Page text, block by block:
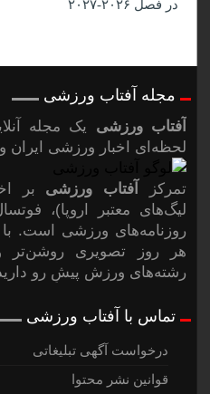
در فصل ۲۰۲۶-۲۰۲۷
مجله آفتاب ورزشی
آفتاب ورزشییک مجله
لحظه‌ای اخبار ورزشی ایران
تمرکز آفتاب ورزشیبر
لیگ‌های معتبر اروپا)،
روزنامه‌های ورزشی است. با
هر روز تصویری روشن‌تر و
رشته‌های ورزش پیشِ رو دارید.
تماس با آفتاب ورزشی
درخواست آگهی تبلیغاتی
قوانین نشر محتوا